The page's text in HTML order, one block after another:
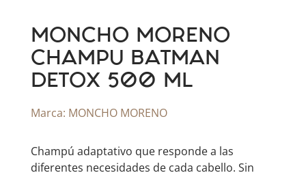
MONCHO MORENO
CHAMPU BATMAN
DETOX 500 ML
Marca: MONCHO MORENO
Champú adaptativo que responde a las
diferentes necesidades de cada cabello. Sin